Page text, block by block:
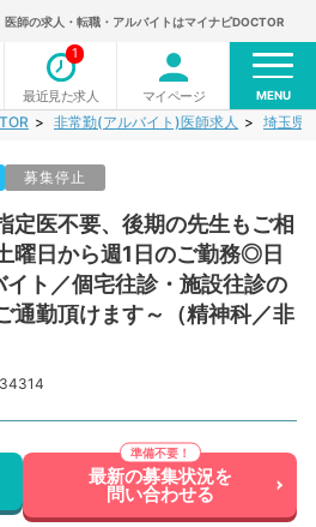
医師の求人・転職・アルバイトはマイナビDOCTOR
最近見た求人
1
マイページ MENU
非常勤(アルバイト)医師求人 埼玉県
募集停止
定医不要、後期の先生もご相
曜日から週1日のご勤務◎日
ト／個宅往診・施設往診の
通勤頂けます～（精神科／非
最新の募集状況を
問い合わせる